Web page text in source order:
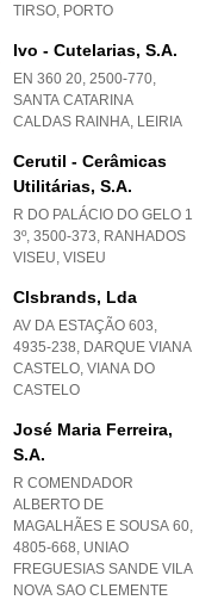
TIRSO, PORTO
Ivo - Cutelarias, S.a.
EN 360 20, 2500-770,
SANTA CATARINA
CALDAS RAINHA, LEIRIA
Cerutil - Cerâmicas
Utilitárias, S.a.
R DO PALÁCIO DO GELO 1
3º, 3500-373, RANHADOS
VISEU, VISEU
Clsbrands, Lda
AV DA ESTAÇÃO 603,
4935-238, DARQUE VIANA
CASTELO, VIANA DO
CASTELO
José Maria Ferreira,
S.a.
R COMENDADOR
ALBERTO DE
MAGALHÃES E SOUSA 60,
4805-668, UNIAO
FREGUESIAS SANDE VILA
NOVA SAO CLEMENTE